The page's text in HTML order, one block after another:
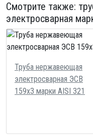
Смотрите также:
электросварная
Труба нержавеющая
электросварная ЭСВ
159х3 марки AISI 321